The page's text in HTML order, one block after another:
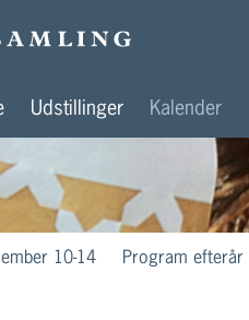
Udstillinger Kalender
10-14 Program